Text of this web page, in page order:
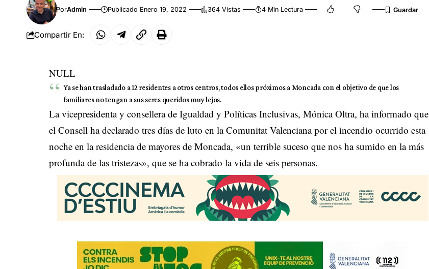
PorAdmin Publicado Enero 19, 2022 364 Vistas 4 Min Lectura
Compartir En:
NULL
Ya se han trasladado a 12 residentes a otros centros, todos ellos próximos a Moncada con el objetivo de que los
familiares no tengan a sus seres queridos muy lejos.
La vicepresidenta y consellera de Igualdad y Políticas Inclusivas, Mónica Oltra, ha informado que
el Consell ha declarado tres días de luto en la Comunitat Valenciana por el incendio ocurrido esta
noche en la residencia de mayores de Moncada, «un terrible suceso que nos ha sumido en la más
profunda de las tristezas», que se ha cobrado la vida de seis personas.